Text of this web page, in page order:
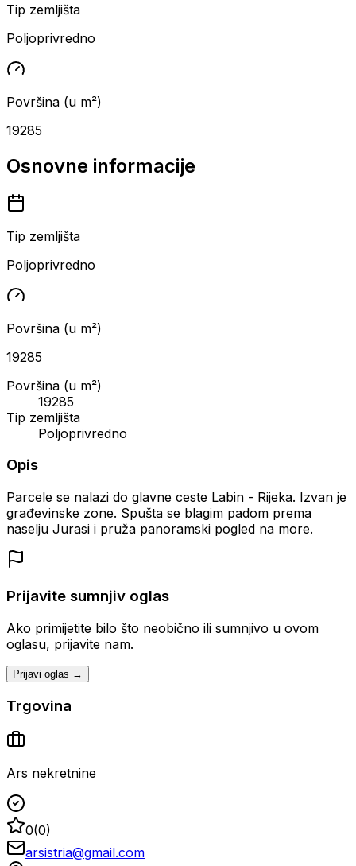
Tip zemljišta
Poljoprivredno
Površina (u m²)
19285
Osnovne informacije
Tip zemljišta
Poljoprivredno
Površina (u m²)
19285
Površina (u m²)
19285
Tip zemljišta
Poljoprivredno
Opis
Parcele se nalazi do glavne ceste Labin - Rijeka. Izvan je
građevinske zone. Spušta se blagim padom prema
naselju Jurasi i pruža panoramski pogled na more.
Prijavite sumnjiv oglas
Ako primijetite bilo što neobično ili sumnjivo u ovom
oglasu, prijavite nam.
Prijavi oglas →
Trgovina
Ars nekretnine
0(0)
arsistria@gmail.com